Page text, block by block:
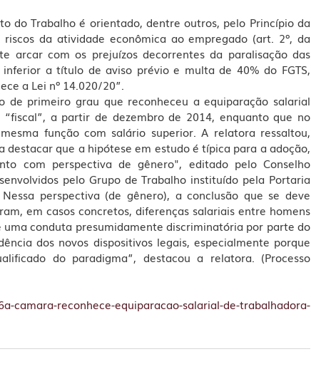
do Trabalho é orientado, dentre outros, pelo Princípio da
da atividade econômica ao empregado (art. 2º, da
arcar com os prejuízos decorrentes da paralisação das
a título de aviso prévio e multa de 40% do FGTS,
a Lei nº 14.020/20”.
de primeiro grau que reconheceu a equiparação salarial
a partir de dezembro de 2014, enquanto que no
função com salário superior. A relatora ressaltou,
destacar que a hipótese em estudo é típica para a adoção,
com perspectiva de gênero", editado pelo Conselho
pelo Grupo de Trabalho instituído pela Portaria
perspectiva (de gênero), a conclusão que se deve
em casos concretos, diferenças salariais entre homens
conduta presumidamente discriminatória por parte do
dos novos dispositivos legais, especialmente porque
do paradigma”, destacou a relatora. (Processo
camara-reconhece-equiparacao-salarial-de-trabalhadora-